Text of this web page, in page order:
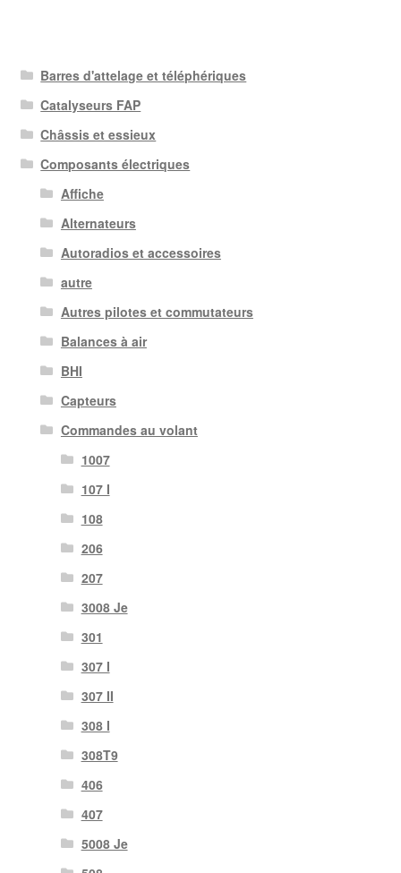
Barres d'attelage et téléphériques
Catalyseurs FAP
Châssis et essieux
Composants électriques
Affiche
Alternateurs
Autoradios et accessoires
autre
Autres pilotes et commutateurs
Balances à air
BHI
Capteurs
Commandes au volant
1007
107 I
108
206
207
3008 Je
301
307 I
307 II
308 I
308T9
406
407
5008 Je